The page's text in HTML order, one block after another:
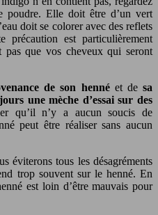
poudre. Elle doit être d’un vert
doit se colorer avec des reflets
précaution est particulièrement
pas que vos cheveux qui seront
de son hennéet desa
une mèche d’essai sur des
qu’il n’y a aucun soucis de
peut être réaliser sans aucun
éviterons tous les désagréments
trop souvent sur le henné. En
est loin d’être mauvais pour